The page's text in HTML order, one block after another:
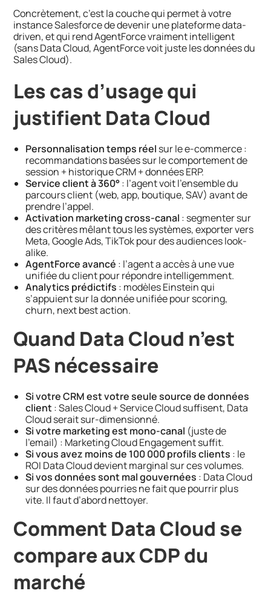
Concrètement, c’est la couche qui permet à votre
instance Salesforce de devenir une plateforme data-
driven, et qui rend AgentForce vraiment intelligent
(sans Data Cloud, AgentForce voit juste les données du
Sales Cloud).
Les cas d’usage qui
justifient Data Cloud
Personnalisation temps réel sur le e-commerce :
recommandations basées sur le comportement de
session + historique CRM + données ERP.
Service client à 360°: l’agent voit l’ensemble du
parcours client (web, app, boutique, SAV) avant de
prendre l’appel.
Activation marketing cross-canal : segmenter sur
des critères mêlant tous les systèmes, exporter vers
Meta, Google Ads, TikTok pour des audiences look-
alike.
AgentForce avancé : l’agent a accès à une vue
unifiée du client pour répondre intelligemment.
Analytics prédictifs : modèles Einstein qui
s’appuient sur la donnée unifiée pour scoring,
churn, next best action.
Quand Data Cloud n’est
PAS nécessaire
Si votre CRM est votre seule source de données
client : Sales Cloud + Service Cloud suffisent, Data
Cloud serait sur-dimensionné.
Si votre marketing est mono-canal (juste de
l’email) : Marketing Cloud Engagement suffit.
Si vous avez moins de 100 000 profils clients : le
ROI Data Cloud devient marginal sur ces volumes.
Si vos données sont mal gouvernées : Data Cloud
sur des données pourries ne fait que pourrir plus
vite. Il faut d’abord nettoyer.
Comment Data Cloud se
compare aux CDP du
marché